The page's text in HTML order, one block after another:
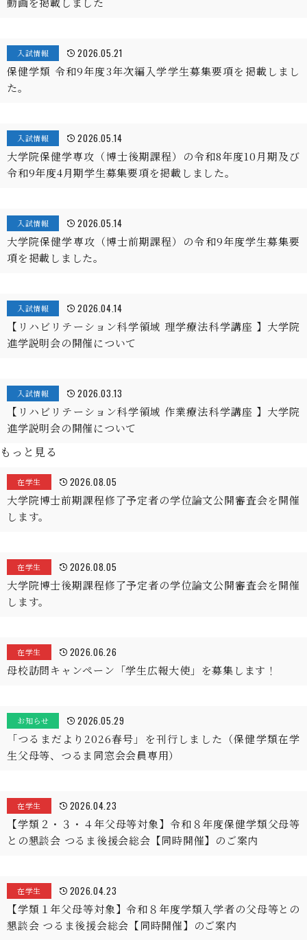
入試情報 2026.05.21
保健学類 令和9年度3年次編入学学生募集要項を掲載しまし
た。
入試情報 2026.05.14
大学院保健学専攻（博士後期課程）の令和8年度10月期及び
令和9年度4月期学生募集要項を掲載しました。
入試情報 2026.05.14
大学院保健学専攻（博士前期課程）の令和9年度学生募集要
項を掲載しました。
入試情報 2026.04.14
【リハビリテーション科学領域 理学療法科学講座 】大学院
進学説明会の開催について
入試情報 2026.03.13
【リハビリテーション科学領域 作業療法科学講座 】大学院
進学説明会の開催について
もっと見る
在学生 2026.08.05
大学院博士前期課程修了予定者の学位論文公開審査会を開催
します。
在学生 2026.08.05
大学院博士後期課程修了予定者の学位論文公開審査会を開催
します。
在学生 2026.06.26
母校訪問キャンペーン「学生広報大使」を募集します！
お知らせ 2026.05.29
「つるまだより2026春号」を刊行しました（保健学類在学
生父母等、つるま同窓会会員専用）
在学生 2026.04.23
【学類２・３・４年父母等対象】令和８年度保健学類父母等
との懇談会 つるま後援会総会【同時開催】のご案内
在学生 2026.04.23
【学類１年父母等対象】令和８年度学類入学者の父母等との
懇談会 つるま後援会総会【同時開催】のご案内